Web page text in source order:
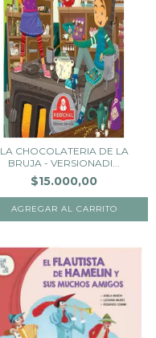
LA CHOCOLATERIA DE LA
BRUJA - VERSIONADI...
$15.000,00